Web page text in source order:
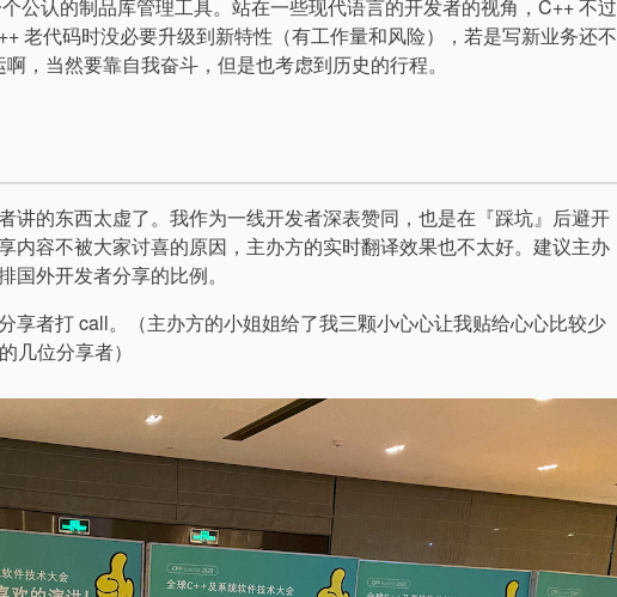
公认的制品库管理工具。站在一些现代语言的开发者的视角，C++ 不过
老代码时没必要升级到新特性（有工作量和风险），若是写新业务还不
，当然要靠自我奋斗，但是也考虑到历史的行程。
讲的东西太虚了。我作为一线开发者深表赞同，也是在『踩坑』后避开
内容不被大家讨喜的原因，主办方的实时翻译效果也不太好。建议主办
外开发者分享的比例。
享者打 call。（主办方的小姐姐给了我三颗小心心让我贴给心心比较少
几位分享者）